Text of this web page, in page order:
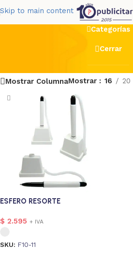
Skip to main content banco
Categorías
Cerrar
Mostrar ColumnaMostrar 16 20
ESFERO RESORTE
$ 2.595 + IVA
SKU: F10-11